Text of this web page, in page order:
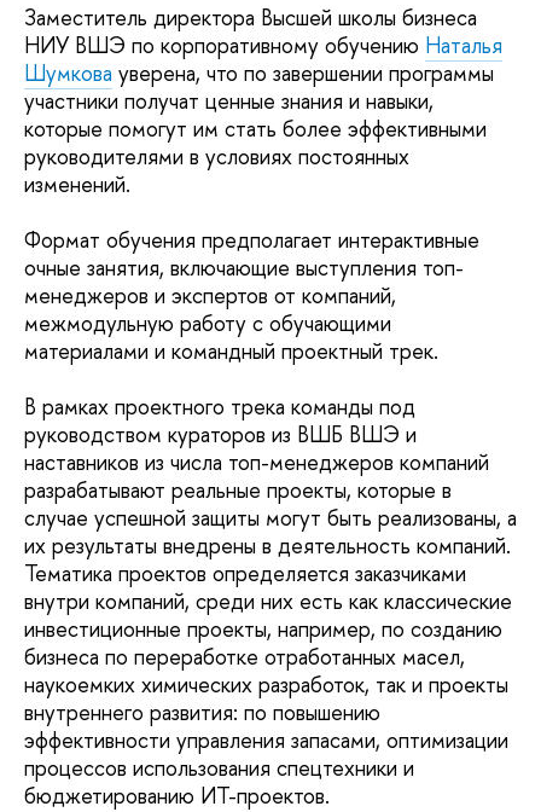
Заместитель директора Высшей школы бизнеса
НИУ ВШЭ по корпоративному обучению Наталья
Шумкова уверена, что по завершении программы
участники получат ценные знания и навыки,
которые помогут им стать более эффективными
руководителями в условиях постоянных
изменений.
Формат обучения предполагает интерактивные
очные занятия, включающие выступления топ-
менеджеров и экспертов от компаний,
межмодульную работу с обучающими
материалами и командный проектный трек.
В рамках проектного трека команды под
руководством кураторов из ВШБ ВШЭ и
наставников из числа топ-менеджеров компаний
разрабатывают реальные проекты, которые в
случае успешной защиты могут быть реализованы, а
их результаты внедрены в деятельность компаний.
Тематика проектов определяется заказчиками
внутри компаний, среди них есть как классические
инвестиционные проекты, например, по созданию
бизнеса по переработке отработанных масел,
наукоемких химических разработок, так и проекты
внутреннего развития: по повышению
эффективности управления запасами, оптимизации
процессов использования спецтехники и
бюджетированию ИТ-проектов.